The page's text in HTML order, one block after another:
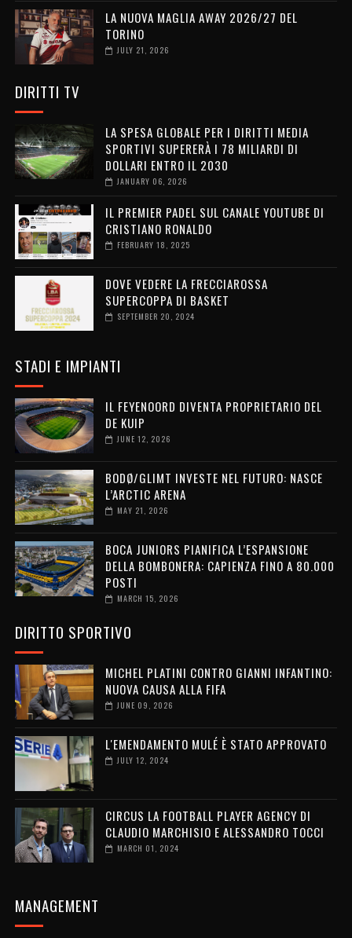
LA NUOVA MAGLIA AWAY 2026/27 DEL
TORINO
JULY 21, 2026
DIRITTI TV
LA SPESA GLOBALE PER I DIRITTI MEDIA
SPORTIVI SUPERERÀ I 78 MILIARDI DI
DOLLARI ENTRO IL 2030
JANUARY 06, 2026
IL PREMIER PADEL SUL CANALE YOUTUBE DI
CRISTIANO RONALDO
FEBRUARY 18, 2025
DOVE VEDERE LA FRECCIAROSSA
SUPERCOPPA DI BASKET
SEPTEMBER 20, 2024
STADI E IMPIANTI
IL FEYENOORD DIVENTA PROPRIETARIO DEL
DE KUIP
JUNE 12, 2026
BODØ/GLIMT INVESTE NEL FUTURO: NASCE
L’ARCTIC ARENA
MAY 21, 2026
BOCA JUNIORS PIANIFICA L’ESPANSIONE
DELLA BOMBONERA: CAPIENZA FINO A 80.000
POSTI
MARCH 15, 2026
DIRITTO SPORTIVO
MICHEL PLATINI CONTRO GIANNI INFANTINO:
NUOVA CAUSA ALLA FIFA
JUNE 09, 2026
L'EMENDAMENTO MULÉ È STATO APPROVATO
JULY 12, 2024
CIRCUS LA FOOTBALL PLAYER AGENCY DI
CLAUDIO MARCHISIO E ALESSANDRO TOCCI
MARCH 01, 2024
MANAGEMENT